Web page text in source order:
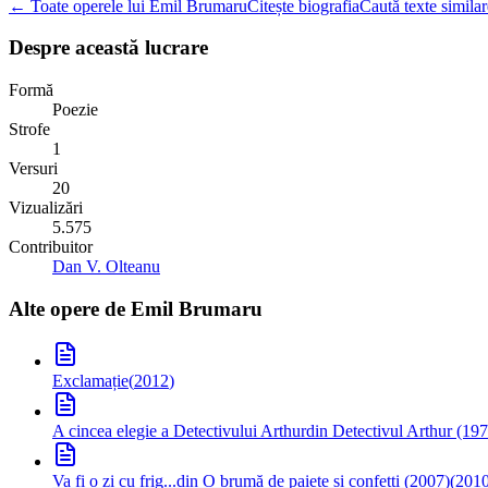
← Toate operele lui Emil BrumaruCitește biografiaCaută texte
Despre această lucrare
Formă
Poezie
Strofe
1
Versuri
20
Vizualizări
5.575
Contribuitor
Dan V. Olteanu
Alte opere de Emil Brumaru
Exclamație(2012)
A cincea elegie a Detectivului Arthurdin Detectivul Arthur
Va fi o zi cu frig...din O brumă de paiete și confetti (2007)(